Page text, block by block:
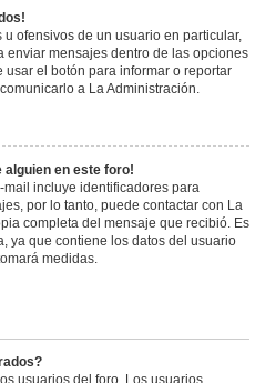
ofensivos de un usuario en particular,
mensajes dentro de las opciones
el botón para informar o reportar
a La Administración.
alguien en este foro!
mail incluye identificadores para
por lo tanto, puede contactar con La
completa del mensaje que recibió. Es
ya que contiene los datos del usuario
medidas.
usuarios del foro. Los usuarios